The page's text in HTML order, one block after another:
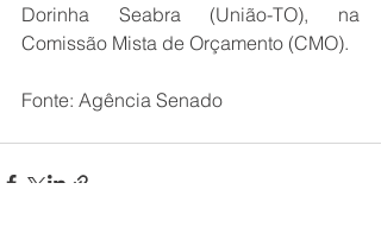
Dorinha Seabra (União-TO), na
Comissão Mista de Orçamento (CMO).
Fonte: Agência Senado